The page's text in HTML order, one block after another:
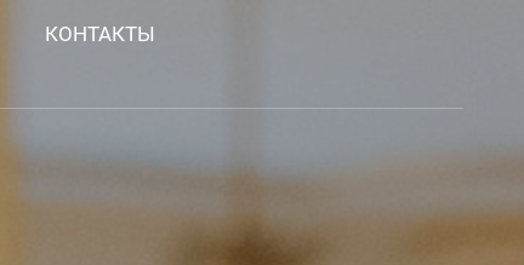
КОНТАКТЫ